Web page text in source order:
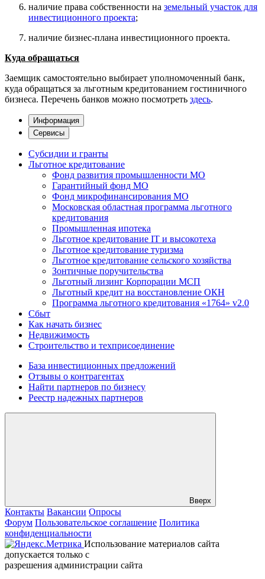
наличие права собственности на земельный участок для
инвестиционного проекта;
наличие бизнес-плана инвестиционного проекта.
Куда обращаться
Заемщик самостоятельно выбирает уполномоченный банк,
куда обращаться за льготным кредитованием гостиничного
бизнеса. Перечень банков можно посмотреть здесь.
Информация
Сервисы
Субсидии и гранты
Льготное кредитование
Фонд развития промышленности МО
Гарантийный фонд МО
Фонд микрофинансирования МО
Московская областная программа льготного
кредитования
Промышленная ипотека
Льготное кредитование IT и высокотеха
Льготное кредитование туризма
Льготное кредитование сельского хозяйства
Зонтичные поручительства
Льготный лизинг Корпорации МСП
Льготный кредит на восстановление ОКН
Программа льготного кредитования «1764» v2.0
Сбыт
Как начать бизнес
Недвижимость
Строительство и техприсоединение
База инвестиционных предложений
Отзывы о контрагентах
Найти партнеров по бизнесу
Реестр надежных партнеров
Вверх
Контакты Вакансии Опросы
Форум Пользовательское соглашение Политика
конфиденциальности
Использование материалов сайта
допускается только с
разрешения администрации сайта